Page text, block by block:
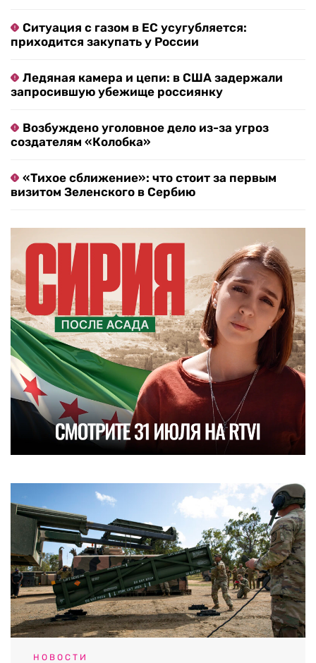
Ситуация с газом в ЕС усугубляется:
приходится закупать у России
Ледяная камера и цепи: в США задержали
запросившую убежище россиянку
Возбуждено уголовное дело из-за угроз
создателям «Колобка»
«Тихое сближение»: что стоит за первым
визитом Зеленского в Сербию
НОВОСТИ